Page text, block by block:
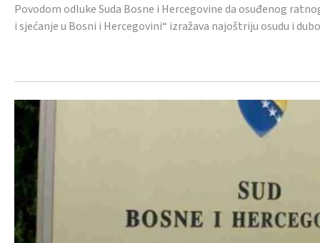
Povodom odluke Suda Bosne i Hercegovine da osuđenog
i sjećanje u Bosni i Hercegovini“ izražava najoštriju osudu i